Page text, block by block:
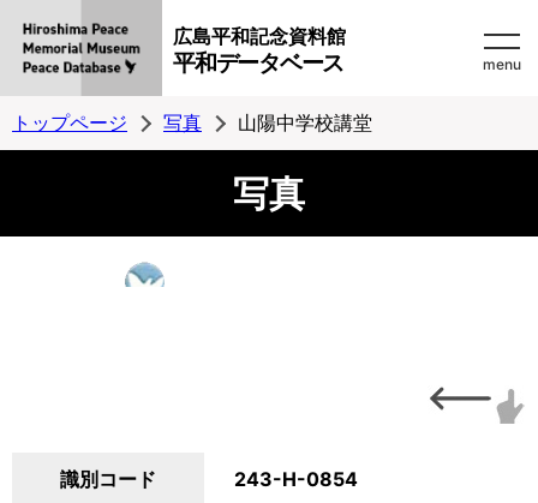
広島平和記念資料館
平和データベース menu
トップページ 写真 山陽中学校講堂
写真
識別コード 243-H-0854